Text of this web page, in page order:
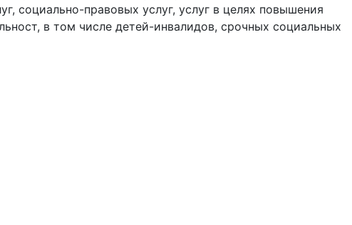
социально-правовых услуг, услуг в целях повышения
в том числе детей-инвалидов, срочных социальных